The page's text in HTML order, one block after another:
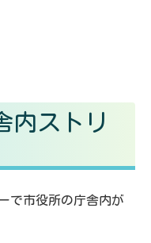
内ストリ
で市役所の庁舎内が